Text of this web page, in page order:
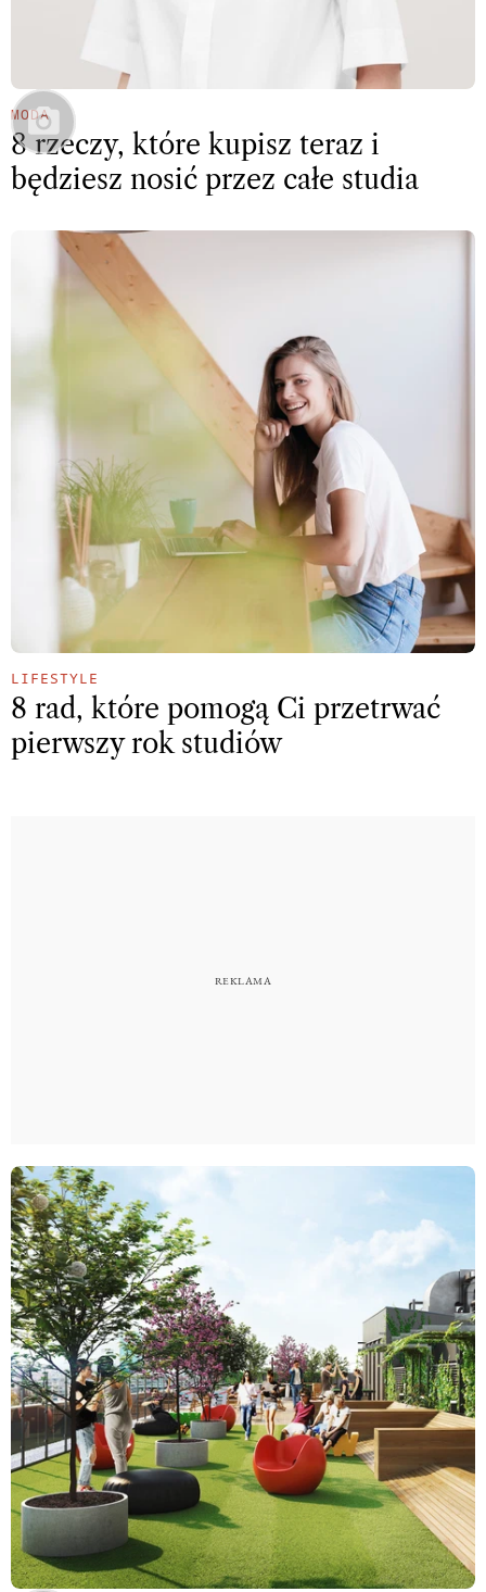
MODA
8 rzeczy, które kupisz teraz i
będziesz nosić przez całe studia
LIFESTYLE
8 rad, które pomogą Ci przetrwać
pierwszy rok studiów